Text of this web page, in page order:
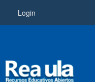
Login